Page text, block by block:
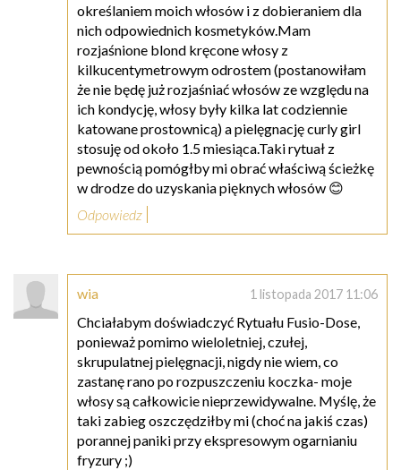
określaniem moich włosów i z dobieraniem dla
nich odpowiednich kosmetyków.Mam
rozjaśnione blond kręcone włosy z
kilkucentymetrowym odrostem (postanowiłam
że nie będę już rozjaśniać włosów ze względu na
ich kondycję, włosy były kilka lat codziennie
katowane prostownicą) a pielęgnację curly girl
stosuję od około 1.5 miesiąca.Taki rytuał z
pewnością pomógłby mi obrać właściwą ścieżkę
w drodze do uzyskania pięknych włosów 😊
Odpowiedz
wia 1 listopada 2017 11:06
Chciałabym doświadczyć Rytuału Fusio-Dose,
ponieważ pomimo wieloletniej, czułej,
skrupulatnej pielęgnacji, nigdy nie wiem, co
zastanę rano po rozpuszczeniu koczka- moje
włosy są całkowicie nieprzewidywalne. Myślę, że
taki zabieg oszczędziłby mi (choć na jakiś czas)
porannej paniki przy ekspresowym ogarnianiu
fryzury ;)